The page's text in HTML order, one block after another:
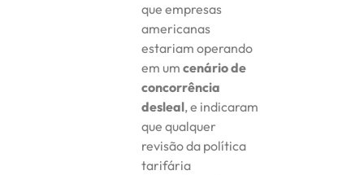
que empresas
americanas
estariam operando
em umcenário de
concorrência
desleal, e indicaram
que qualquer
revisão da política
tarifária